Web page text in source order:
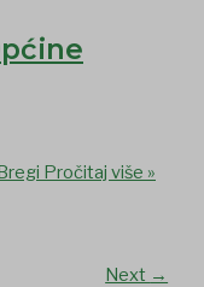
Pročitaj više »
Next →